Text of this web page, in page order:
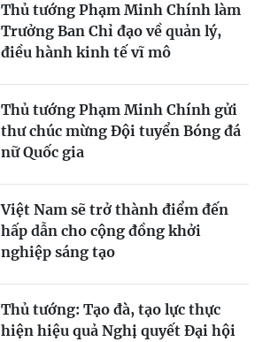
Thủ tướng Phạm Minh Chính làm
Trưởng Ban Chỉ đạo về quản lý,
điều hành kinh tế vĩ mô
Thủ tướng Phạm Minh Chính gửi
thư chúc mừng Đội tuyển Bóng đá
nữ Quốc gia
Việt Nam sẽ trở thành điểm đến
hấp dẫn cho cộng đồng khởi
nghiệp sáng tạo
Thủ tướng: Tạo đà, tạo lực thực
hiện hiệu quả Nghị quyết Đại hội